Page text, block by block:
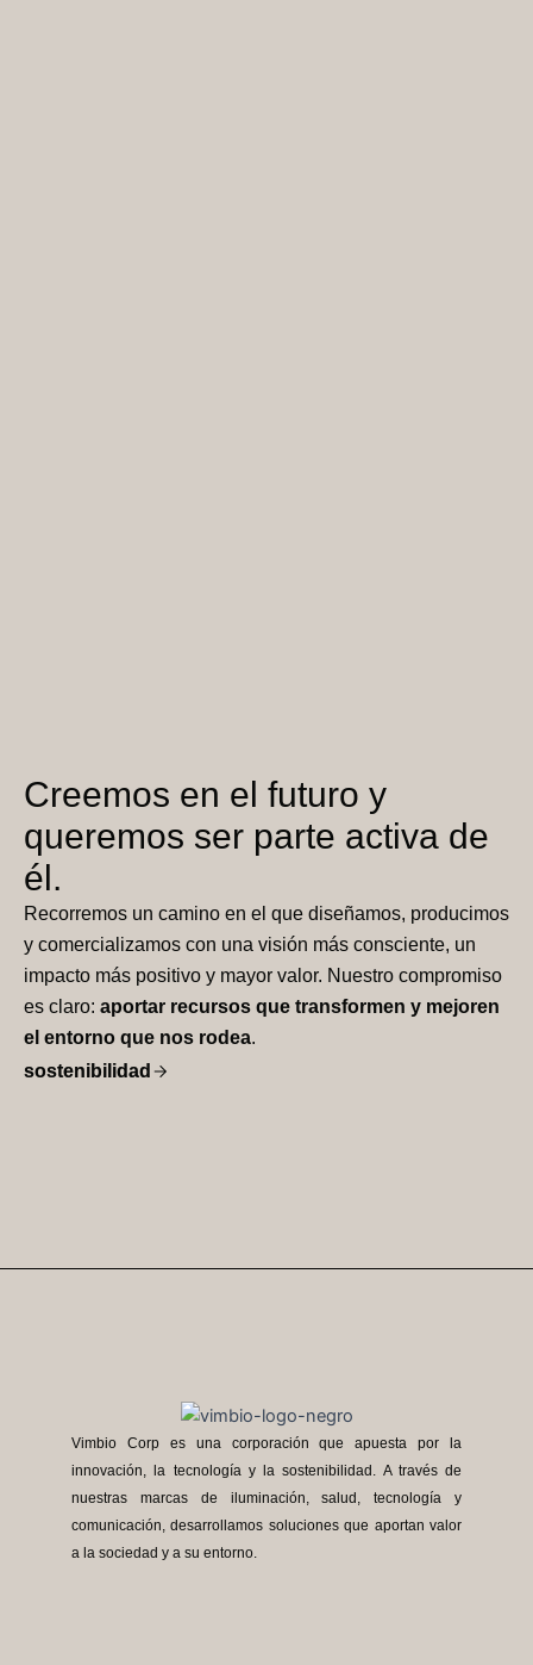
Creemos en el futuro y
queremos ser parte activa de
él.
Recorremos un camino en el que diseñamos, producimos
y comercializamos con una visión más consciente, un
impacto más positivo y mayor valor. Nuestro compromiso
es claro: aportar recursos que transformen y mejoren
el entorno que nos rodea.
sostenibilidad
Vimbio Corp es una corporación que apuesta por la
innovación, la tecnología y la sostenibilidad. A través de
nuestras marcas de iluminación, salud, tecnología y
comunicación, desarrollamos soluciones que aportan valor
a la sociedad y a su entorno.